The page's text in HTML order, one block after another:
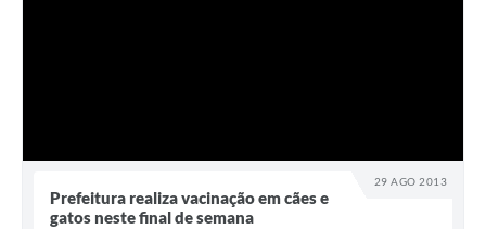
29 AGO 2013
Prefeitura realiza vacinação em cães e
gatos neste final de semana